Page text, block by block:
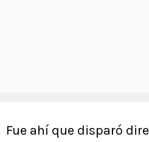
Fue ahí que disparó